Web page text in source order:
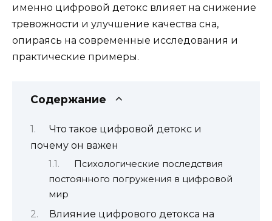
именно цифровой детокс влияет на снижение
тревожности и улучшение качества сна,
опираясь на современные исследования и
практические примеры.
Содержание
Что такое цифровой детокс и
почему он важен
Психологические последствия
постоянного погружения в цифровой
мир
Влияние цифрового детокса на